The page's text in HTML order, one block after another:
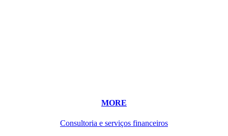
MORE
Consultoria e serviços financeiros